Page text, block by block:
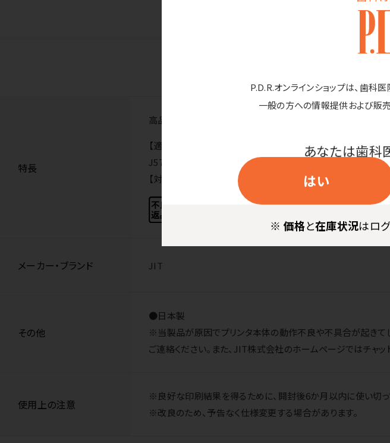
P.D.R.オンラインショップは、歯科
一般の方への情報提供および販売
あなたは歯科
はい
※ 価格と在庫状況はロ
商
特長
高品質で安心の日本製！使用済み純正インクカートリッジを
【適合プリンタ】DCP-J987N／DCP-J982N／DCP-J981N
J572N／MFC-J998DN／MFC-J998DWN／MFC-J903N／
【対応純正型番】LC3111-4PK（4色パック）、LC3111BK（ブラッ
メーカー・ブランド JIT
その他
●日本製
※当製品が原因でプリンタ本体の動作不良や不具合が起きて
ご連絡ください。また、JIT株式会社のホームページではチャッ
使用上の注意
※良好な印刷結果を得るために、開封後6か月以内に使い切っ
※改良のため、予告なく仕様変更する場合があります。